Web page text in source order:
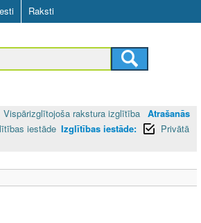
Raksti
Vispārizglītojoša rakstura izglītība Atrašanās
iestāde Izglītības iestāde:
Privātā